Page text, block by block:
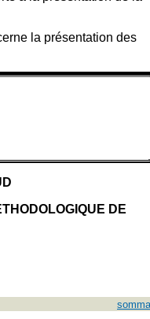
la présentation des
DE